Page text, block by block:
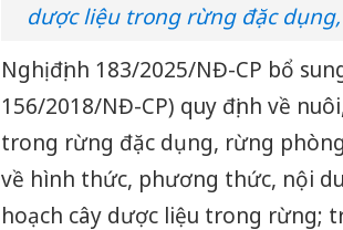
dược liệu trong rừng đặc
Nghị định 183/2025/NĐ-CP bổ
156/2018/NĐ-CP) quy định về
trong rừng đặc dụng, rừng
về hình thức, phương thức, nội
hoạch cây dược liệu trong rừng;